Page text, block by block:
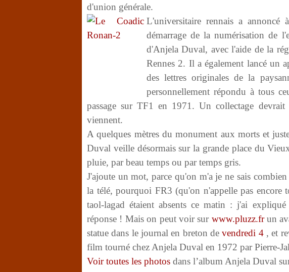
d'union générale.
L'universitaire rennais a annoncé
démarrage de la numérisation de
d'Anjela Duval, avec l'aide de la
Rennes 2. Il a également lancé un
des lettres originales de la
personnellement répondu à tous
passage sur TF1 en 1971. Un collectage devrait
viennent.
A quelques mètres du monument aux morts et
Duval veille désormais sur la grande place du
pluie, par beau temps ou par temps gris.
J'ajoute un mot, parce qu'on m'a je ne sais
la télé, pourquoi FR3 (qu'on n'appelle pas
taol-lagad étaient absents ce matin : j'ai
réponse ! Mais on peut voir sur www.pluzz.frun
statue dans le journal en breton devendredi 4, et
film tourné chez Anjela Duval en 1972 par Pierre-
Voir toutes les photos dans l’album Anjela Duval